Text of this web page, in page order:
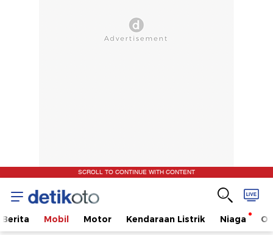
SCROLL TO CONTINUE WITH CONTENT
Berita Mobil Motor Kendaraan Listrik Niaga